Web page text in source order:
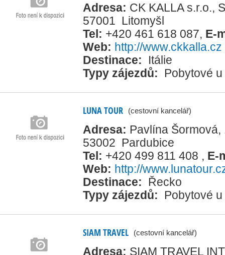
Adresa: CK KALLA s.r.o.,
57001 Litomyšl
Tel: +420 461 618 087, E-
Web: http://www.ckkalla.cz
Destinace:
Itálie
Typy zájezdů:
Pobytové
LUNA TOUR (cestovní kancelář)
Adresa: Pavlína
53002 Pardubice
Tel: +420 499 811 408 , E-
Web: http://
Destinace:
Řecko
Typy zájezdů:
Pobytové
SIAM TRAVEL (cestovní kancelář)
Adresa: SIAM TRAVEL